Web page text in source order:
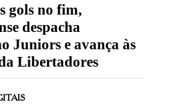
gols no fim,
despacha
Juniors e avança às
Libertadores